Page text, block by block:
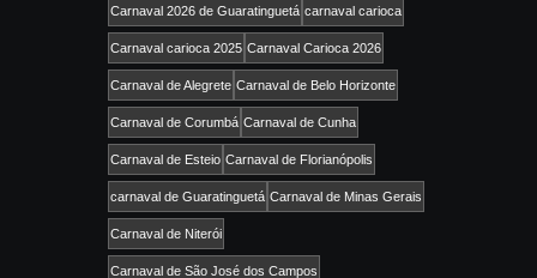
Carnaval 2026 de Guaratinguetá carnaval carioca
Carnaval carioca 2025 Carnaval Carioca 2026
Carnaval de Alegrete Carnaval de Belo Horizonte
Carnaval de Corumbá Carnaval de Cunha
Carnaval de Esteio Carnaval de Florianópolis
carnaval de Guaratinguetá Carnaval de Minas Gerais
Carnaval de Niterói
Carnaval de São José dos Campos